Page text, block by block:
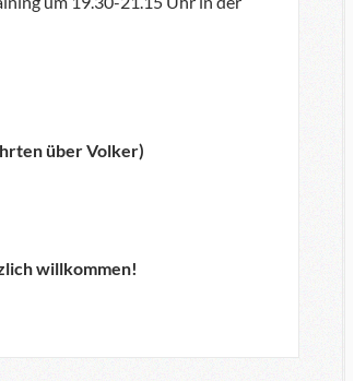
über Volker)
willkommen!